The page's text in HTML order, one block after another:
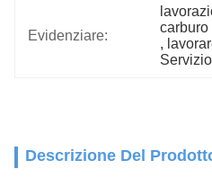
Evidenziare:
carburo
,
Descrizione Del